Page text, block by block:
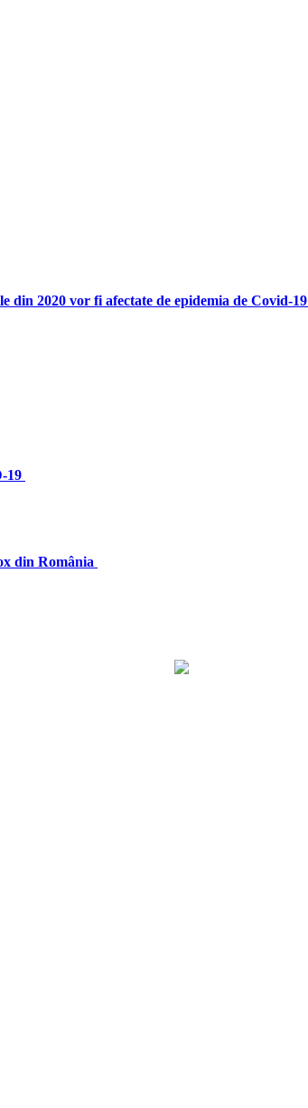
din 2020 vor fi afectate de epidemia de Covid-19
19
din România